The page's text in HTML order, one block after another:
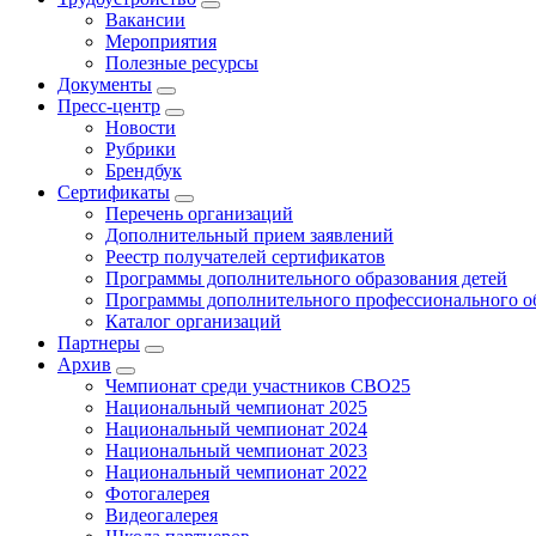
Вакансии
Мероприятия
Полезные ресурсы
Документы
Пресс-центр
Новости
Рубрики
Брендбук
Сертификаты
Перечень организаций
Дополнительный прием заявлений
Реестр получателей сертификатов
Программы дополнительного образования детей
Программы дополнительного профессионального
Каталог организаций
Партнеры
Архив
Чемпионат среди участников СВО25
Национальный чемпионат 2025
Национальный чемпионат 2024
Национальный чемпионат 2023
Национальный чемпионат 2022
Фотогалерея
Видеогалерея